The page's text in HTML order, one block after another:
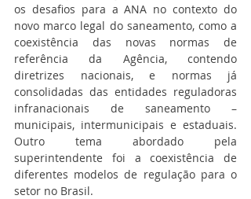
os desafios para a ANA no contexto do
novo marco legal do saneamento, como a
coexistência das novas normas de
referência da Agência, contendo
diretrizes nacionais, e normas já
consolidadas das entidades reguladoras
infranacionais de saneamento –
municipais, intermunicipais e estaduais.
Outro tema abordado pela
superintendente foi a coexistência de
diferentes modelos de regulação para o
setor no Brasil.